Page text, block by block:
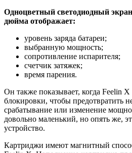
Одноцветный светодиодный
дюйма отображает:
уровень заряда батареи;
выбранную мощность;
сопротивление испарителя;
счетчик затяжек;
время парения.
Он также показывает, когда Feelin
блокировки, чтобы предотвратить
срабатывание или изменение
довольно маленький, но опять же,
устройство.
Картриджи имеют магнитный